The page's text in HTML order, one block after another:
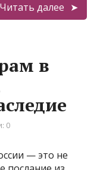
Читать далее
в
0
— это не